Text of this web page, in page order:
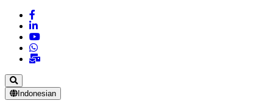
Indonesian